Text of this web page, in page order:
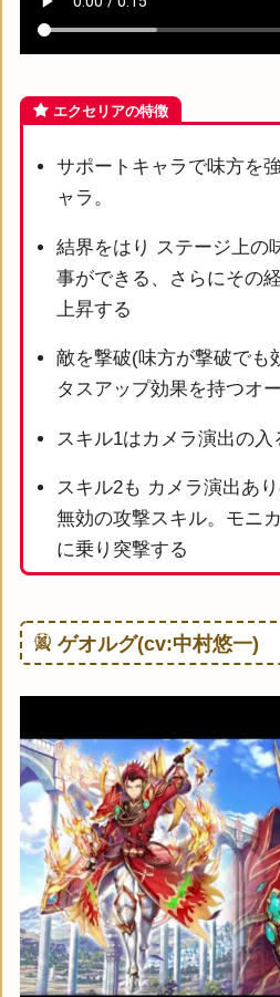
エクセリアの特徴
サポートキャラで味方を
ャラ。
結界をはり ステージ上の
事ができる、さらにその
上昇する
敵を撃破(味方が撃破でも
タスアップ効果を持つオ
スキル1はカメラ演出の
スキル2も カメラ演出あ
無効の攻撃スキル。モニ
に乗り突撃する
ゲオルグ(cv:中村悠一)